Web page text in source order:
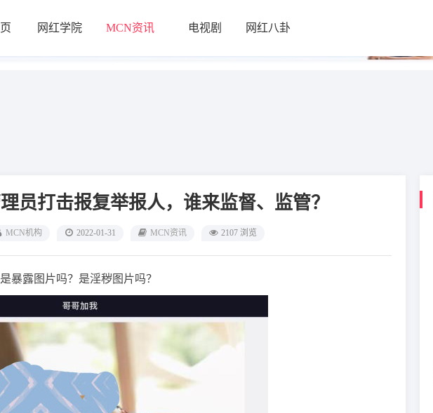
网红学院 MCN资讯 电视剧 网红八卦
员打击报复举报人，谁来监督、监管？
MCN机构 2022-01-31 MCN资讯 2107 浏览
暴露图片吗？是淫秽图片吗？